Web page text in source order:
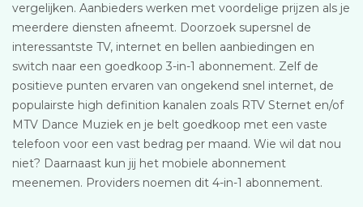
vergelijken. Aanbieders werken met voordelige prijzen als je
meerdere diensten afneemt. Doorzoek supersnel de
interessantste TV, internet en bellen aanbiedingen en
switch naar een goedkoop 3-in-1 abonnement. Zelf de
positieve punten ervaren van ongekend snel internet, de
populairste high definition kanalen zoals RTV Sternet en/of
MTV Dance Muziek en je belt goedkoop met een vaste
telefoon voor een vast bedrag per maand. Wie wil dat nou
niet? Daarnaast kun jij het mobiele abonnement
meenemen. Providers noemen dit 4-in-1 abonnement.